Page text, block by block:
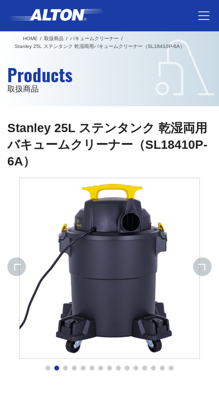
テ
ゲ
HOME 取扱商品
バキュームクリーナー
Stanley 25L ステンタンク 乾湿両用バキュームクリーナー（SL18410P-6A）
Products
取扱商品
Stanley 25L ステンタンク 乾湿両用
バキュームクリーナー（SL18410P-
6A）